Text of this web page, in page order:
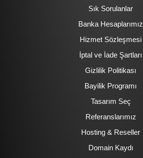
Sık Sorulanlar
Banka Hesaplarımız
Hizmet Sözleşmesi
İptal ve İade Şartları
Gizlilik Politikası
Bayilik Programı
Tasarım Seç
Referanslarımız
Hosting & Reseller
Domain Kaydı